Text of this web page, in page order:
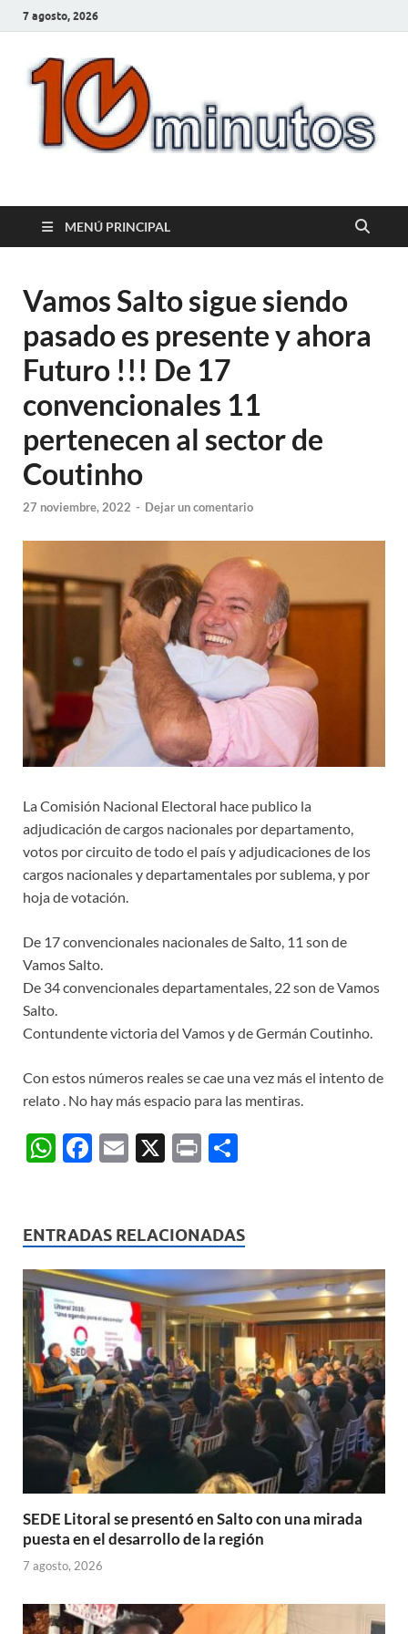
7 agosto, 2026
10minutos.com.uy
MENÚ PRINCIPAL
Vamos Salto sigue siendo
pasado es presente y ahora
Futuro !!! De 17
convencionales 11
pertenecen al sector de
Coutinho
27 noviembre, 2022 - Dejar un comentario
La Comisión Nacional Electoral hace publico la
adjudicación de cargos nacionales por departamento,
votos por circuito de todo el país y adjudicaciones de los
cargos nacionales y departamentales por sublema, y por
hoja de votación.
De 17 convencionales nacionales de Salto, 11 son de
Vamos Salto.
De 34 convencionales departamentales, 22 son de Vamos
Salto.
Contundente victoria del Vamos y de Germán Coutinho.
Con estos números reales se cae una vez más el intento de
relato . No hay más espacio para las mentiras.
W
s
A
p
p
F
b
o
o
k
E
X
P
p
ar
ti
r
ENTRADAS RELACIONADAS
SEDE Litoral se presentó en Salto con una mirada
puesta en el desarrollo de la región
7 agosto, 2026